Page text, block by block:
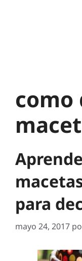
como
para
mayo 24, 2017